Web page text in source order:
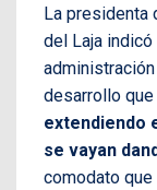
La presidenta
del Laja indicó
desarrollo
extendiendo
se vayan
comodato que